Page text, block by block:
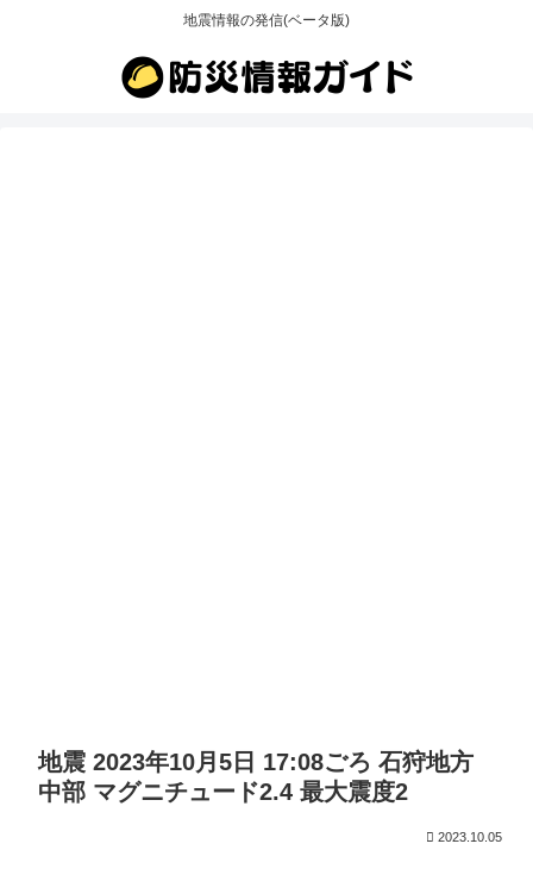
地震情報の発信(ベータ版)
地震 2023年10月5日 17:08ごろ 石狩地方
中部 マグニチュード2.4 最大震度2
2023.10.05